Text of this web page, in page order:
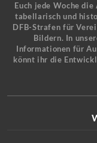
Euch jede Woche
tabellarisch und
DFB-Strafen für
Bildern. In
Informationen für
könnt ihr die